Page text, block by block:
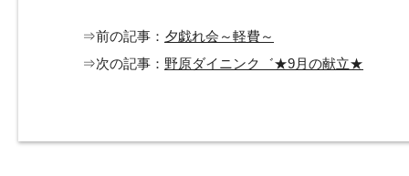
⇒前の記事： 夕戯れ会～軽費～
⇒次の記事： 野原ダイニンク゛★9月の献立★